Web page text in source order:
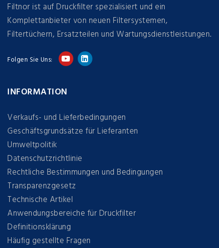
Filtnor ist auf Druckfilter spezialisiert und ein
Komplettanbieter von neuen Filtersystemen,
Filtertüchern, Ersatzteilen und Wartungsdienstleistungen.
Folgen Sie Uns:
INFORMATION
Verkaufs- und Lieferbedingungen
Geschäftsgrundsätze für Lieferanten
Umweltpolitik
Datenschutzrichtlinie
Rechtliche Bestimmungen und Bedingungen
Transparenzgesetz
Technische Artikel
Anwendungsbereiche für Druckfilter
Definitionsklärung
Häufig gestellte Fragen